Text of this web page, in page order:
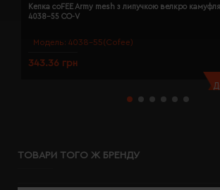
Модель: 4038-55(Cofee)
Кепка coFEE Army mesh з липучкою велкро
4038-55 CO-V
343.36 грн
ТОВАРИ ТОГО Ж БРЕНДУ